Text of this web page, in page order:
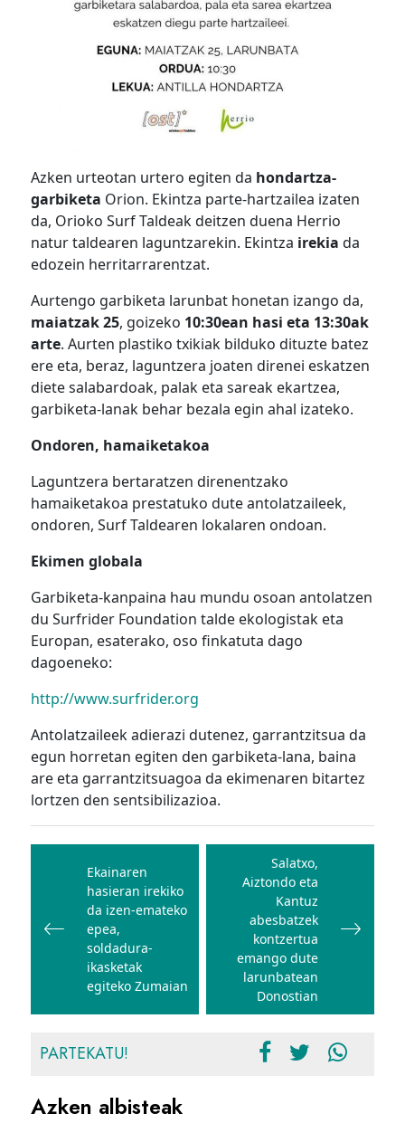
Azken urteotan urtero egiten da hondartza-
garbiketa Orion. Ekintza parte-hartzailea izaten
da, Orioko Surf Taldeak deitzen duena Herrio
natur taldearen laguntzarekin. Ekintza irekia da
edozein herritarrarentzat.
Aurtengo garbiketa larunbat honetan izango da,
maiatzak 25, goizeko 10:30ean hasi eta 13:30ak
arte. Aurten plastiko txikiak bilduko dituzte batez
ere eta, beraz, laguntzera joaten direnei eskatzen
diete salabardoak, palak eta sareak ekartzea,
garbiketa-lanak behar bezala egin ahal izateko.
Ondoren, hamaiketakoa
Laguntzera bertaratzen direnentzako
hamaiketakoa prestatuko dute antolatzaileek,
ondoren, Surf Taldearen lokalaren ondoan.
Ekimen globala
Garbiketa-kanpaina hau mundu osoan antolatzen
du Surfrider Foundation talde ekologistak eta
Europan, esaterako, oso finkatuta dago
dagoeneko:
http://www.surfrider.org
Antolatzaileek adierazi dutenez, garrantzitsua da
egun horretan egiten den garbiketa-lana, baina
are eta garrantzitsuagoa da ekimenaren bitartez
lortzen den sentsibilizazioa.
Bidalketetan
zehar
nabigatu
Ekainaren
hasieran irekiko
da izen-emateko
epea,
soldadura-
ikasketak
egiteko Zumaian
Salatxo,
Aiztondo eta
Kantuz
abesbatzek
kontzertua
emango dute
larunbatean
Donostian
PARTEKATU!
Azken albisteak